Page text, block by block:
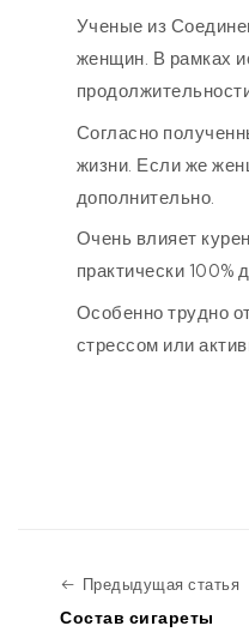
Ученые из
женщин. В рамках
Согласно
жизни. Если же
дополнительно.
Очень влияет
практически 100%
Особенно трудно
стрессом или
Предыдущая статья
Состав сигареты